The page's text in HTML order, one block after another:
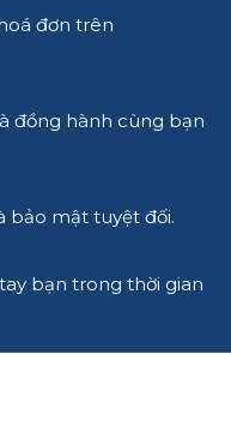
đơn trên
đồng hành cùng bạn
bảo mật tuyệt đối.
bạn trong thời gian